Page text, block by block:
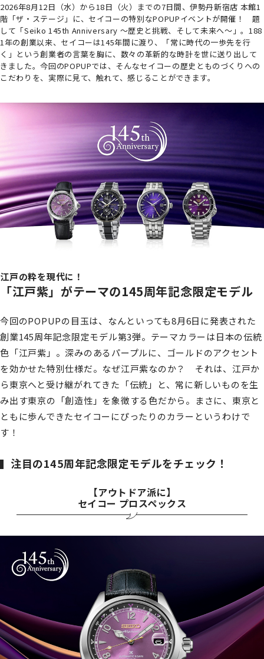
2026年8月12日（水）から18日（火）までの7日間、伊勢丹新宿店 本館1
階「ザ・ステージ」に、セイコーの特別なPOPUPイベントが開催！ 題
して「Seiko 145th Anniversary ～歴史と挑戦、そして未来へ～」。188
1年の創業以来、セイコーは145年間に渡り、「常に時代の一歩先を行
く」という創業者の言葉を胸に、数々の革新的な時計を世に送り出して
きました。今回のPOPUPでは、そんなセイコーの歴史とものづくりへの
こだわりを、実際に見て、触れて、感じることができます。
江戸の粋を現代に！
「江戸紫」がテーマの145周年記念限定モデル
今回のPOPUPの目玉は、なんといっても8月6日に発表された
創業145周年記念限定モデル第3弾。テーマカラーは日本の伝統
色「江戸紫」。深みのあるパープルに、ゴールドのアクセント
を効かせた特別仕様だ。なぜ江戸紫なのか？ それは、江戸か
ら東京へと受け継がれてきた「伝統」と、常に新しいものを生
み出す東京の「創造性」を象徴する色だから。まさに、東京と
ともに歩んできたセイコーにぴったりのカラーというわけで
す！
注目の145周年記念限定モデルをチェック！
【アウトドア派に】
セイコー プロスペックス